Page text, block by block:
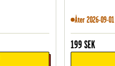
Åter 2026-09-01
199 SEK